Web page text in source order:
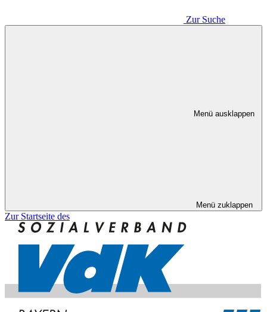
Zur Suche
Menü ausklappen
Menü zuklappen
Zur Startseite des